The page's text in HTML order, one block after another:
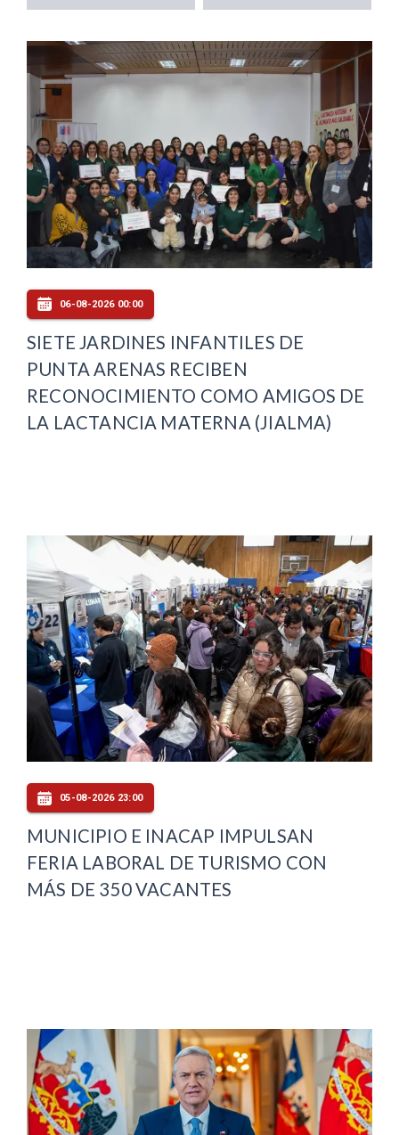
06-08-2026 00:00
SIETE JARDINES INFANTILES DE
PUNTA ARENAS RECIBEN
RECONOCIMIENTO COMO AMIGOS DE
LA LACTANCIA MATERNA (JIALMA)
05-08-2026 23:00
MUNICIPIO E INACAP IMPULSAN
FERIA LABORAL DE TURISMO CON
MÁS DE 350 VACANTES